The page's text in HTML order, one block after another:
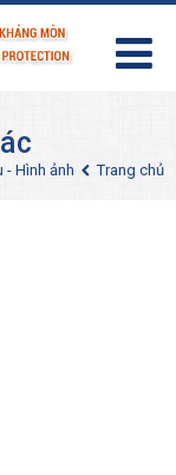
- Hình ảnh Trang chủ